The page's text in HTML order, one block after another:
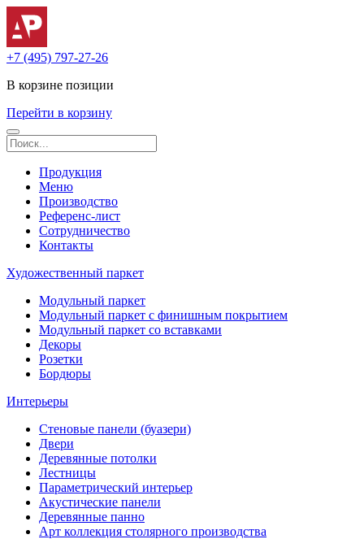
+7 (495) 797-27-26
В корзине позиции
Перейти в корзину
Продукция
Меню
Производство
Референс-лист
Сотрудничество
Контакты
Художественный паркет
Модульный паркет
Модульный паркет с финишным покрытием
Модульный паркет со вставками
Декоры
Розетки
Бордюры
Интерьеры
Стеновые панели (буазери)
Двери
Деревянные потолки
Лестницы
Параметрический интерьер
Акустические панели
Деревянные панно
Арт коллекция столярного производства